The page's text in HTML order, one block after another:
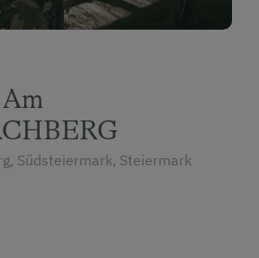
Südsteiermark, Steiermark